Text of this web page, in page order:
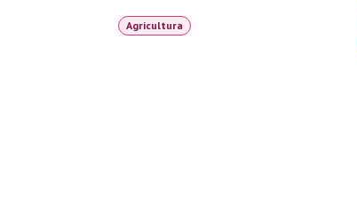
Agricultura